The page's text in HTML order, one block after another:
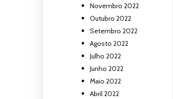
Novembro 2022
Outubro 2022
Setembro 2022
Agosto 2022
Julho 2022
Junho 2022
Maio 2022
Abril 2022